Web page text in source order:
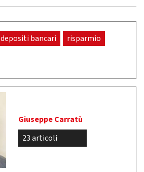
depositi bancari risparmio
Giuseppe Carratù
23 articoli